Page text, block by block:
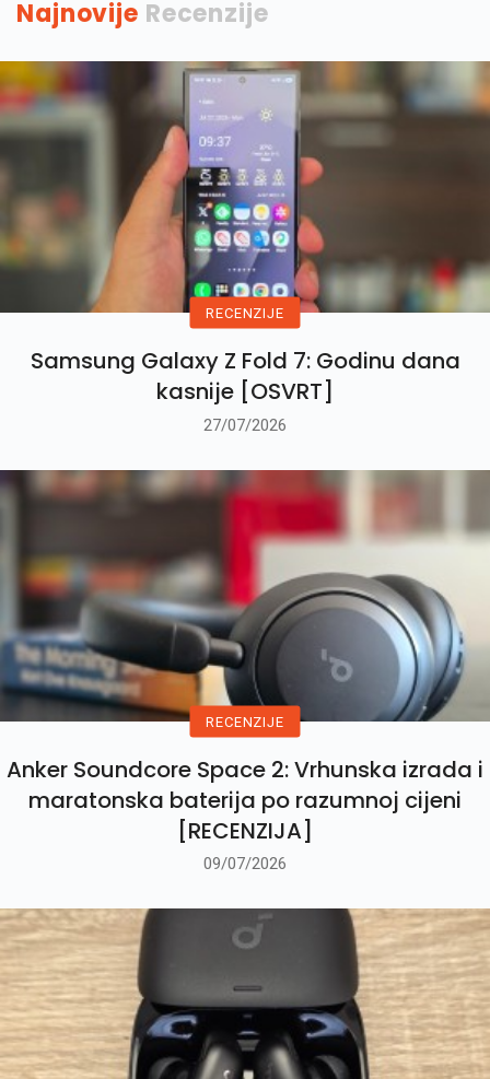
Najnovije Recenzije
RECENZIJE
Samsung Galaxy Z Fold 7: Godinu dana
kasnije [OSVRT]
27/07/2026
RECENZIJE
Anker Soundcore Space 2: Vrhunska izrada i
maratonska baterija po razumnoj cijeni
[RECENZIJA]
09/07/2026